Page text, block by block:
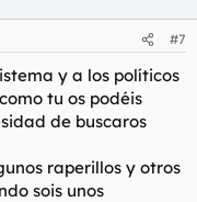
#7
y a los políticos
tu os podéis
de buscaros
raperillos y otros
sois unos